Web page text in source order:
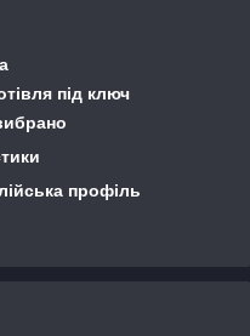
під ключ
профіль